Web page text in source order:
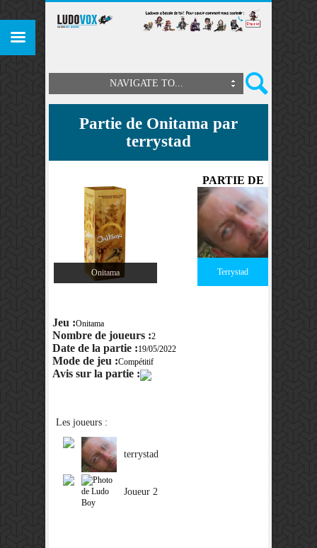
NAVIGATE TO...
Partie de Onitama par
terrystad
Onitama
PARTIE DE
Terrystad
Jeu :Onitama
Nombre de joueurs :2
Date de la partie :19/05/2022
Mode de jeu :Compétitif
Avis sur la partie :
Les joueurs :
terrystad
Joueur 2